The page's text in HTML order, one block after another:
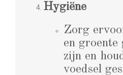
Hygiëne
Zorg
en groente
zijn en
voedsel